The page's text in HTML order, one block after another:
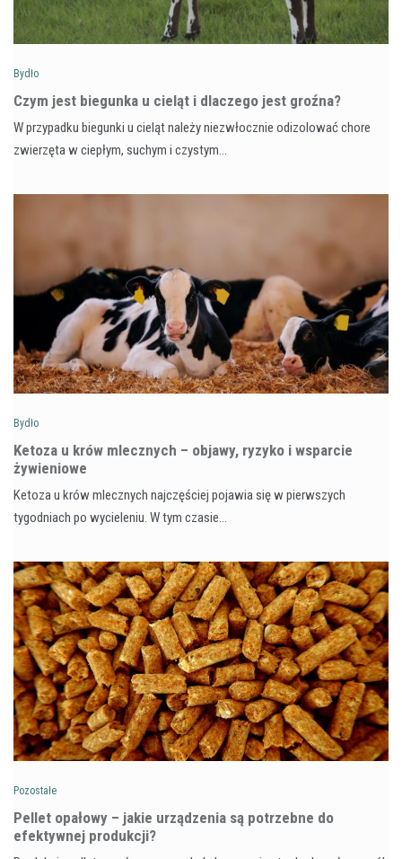
Bydło
Czym jest biegunka u cieląt i dlaczego jest groźna?
W przypadku biegunki u cieląt należy niezwłocznie odizolować chore
zwierzęta w ciepłym, suchym i czystym…
Bydło
Ketoza u krów mlecznych – objawy, ryzyko i wsparcie
żywieniowe
Ketoza u krów mlecznych najczęściej pojawia się w pierwszych
tygodniach po wycieleniu. W tym czasie…
Pozostałe
Pellet opałowy – jakie urządzenia są potrzebne do
efektywnej produkcji?